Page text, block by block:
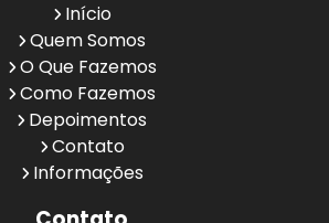
Início
Quem Somos
O Que Fazemos
Como Fazemos
Depoimentos
Contato
Informações